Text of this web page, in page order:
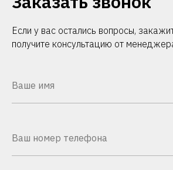
Если у вас остались вопросы,
получите консультацию от